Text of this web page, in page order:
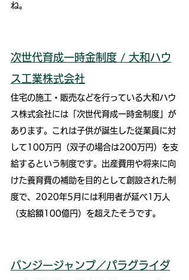
ね。
次世代育成一時金制度 / 大和ハウ
ス工業株式会社
住宅の施工・販売などを行っている大和ハウ
ス株式会社には「次世代育成一時金制度」が
あります。これは子供が誕生した従業員に対
して100万円（双子の場合は200万円）を支
給するという制度です。出産費用や将来に向
けた養育費の補助を目的として創設された制
度で、2020年5月には利用者が延べ1万人
（支給額100億円）を超えたそうです。
バンジージャンプ／パラグライダ